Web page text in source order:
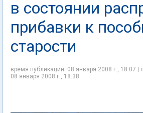
в состоянии
прибавки к
старости
время публикации: 08 января 2008 г., 18:07
08 января 2008 г., 18:38